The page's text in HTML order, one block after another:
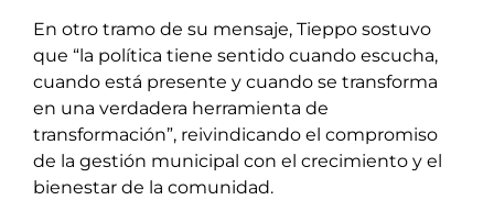
En otro tramo de su mensaje, Tieppo sostuvo
que “la política tiene sentido cuando escucha,
cuando está presente y cuando se transforma
en una verdadera herramienta de
transformación”, reivindicando el compromiso
de la gestión municipal con el crecimiento y el
bienestar de la comunidad.